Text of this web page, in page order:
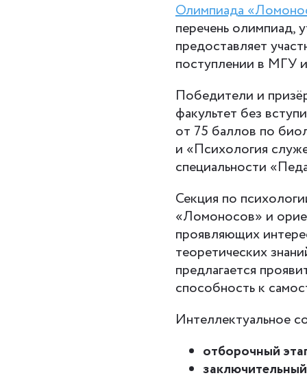
Олимпиада
перечень
предоставляет
поступлении в МГУ
Победители и
факультет без
от 75 баллов по
и «Психология
специальности
Секция по
«Ломоносов» и
проявляющих
теоретических
предлагается
способность к
Интеллектуальное
отборочный